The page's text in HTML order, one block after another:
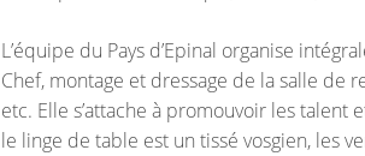
L’équipe du Pays d’Epinal organise
Chef, montage et dressage de la salle de
etc. Elle s’attache à promouvoir les
le linge de table est un tissé vosgien, les